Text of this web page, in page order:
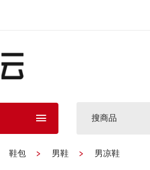
搜商品
鞋包 男鞋 男凉鞋